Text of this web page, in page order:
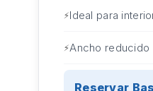
Ideal para
Ancho reducido
Reservar